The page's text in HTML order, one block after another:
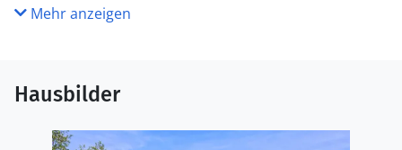
Mehr anzeigen
Hausbilder